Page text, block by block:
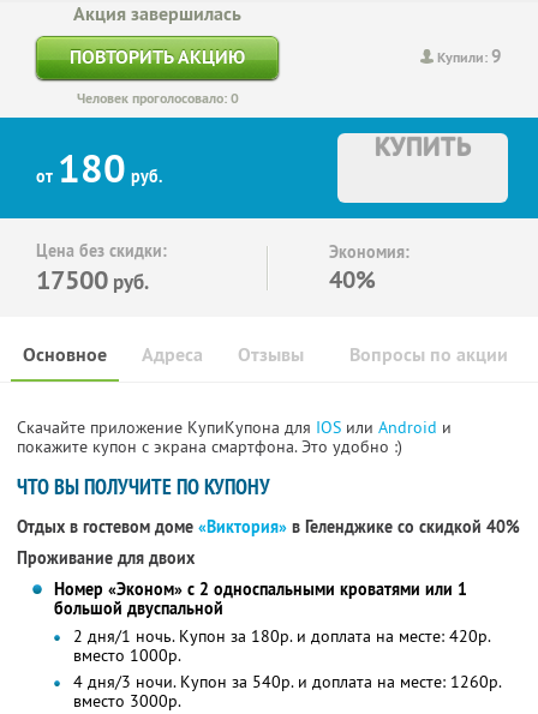
Купили:9
Акция завершилась
ПОВТОРИТЬ АКЦИЮ
Человек проголосовало: 0
от 180 руб.
КУПИТЬ
Цена без скидки:
17500 руб.
Экономия:
40%
Основное Отзывы Вопросы по акции
Адреса
Скачайте приложение КупиКупона для IOS или Android и
покажите купон с экрана смартфона. Это удобно :)
ЧТО ВЫ ПОЛУЧИТЕ ПО КУПОНУ
Отдых в гостевом доме «Виктория» в Геленджике со скидкой 40%
Проживание для двоих
Номер «Эконом» с 2 односпальными кроватями или 1
большой двуспальной
2 дня/1 ночь. Купон за 180р. и доплата на месте: 420р.
вместо 1000р.
4 дня/3 ночи. Купон за 540р. и доплата на месте: 1260р.
вместо 3000р.